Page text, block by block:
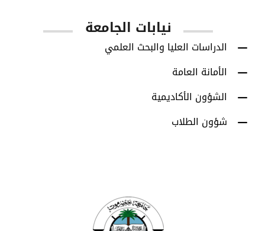
نيابات الجامعة
الدراسات العليا والبحث العلمي
الأمانة العامة
الشؤون الأكاديمية
شؤون الطلاب